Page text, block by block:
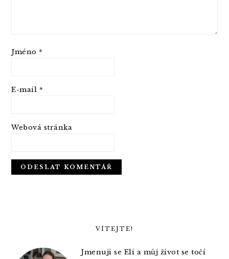
Jméno *
E-mail *
Webová stránka
VÍTEJTE!
Jmenuji se Eli a můj život se točí